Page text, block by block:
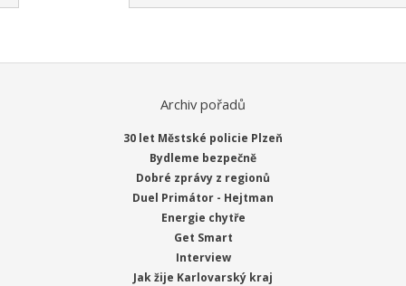
Archiv pořadů
30 let Městské policie Plzeň
Bydleme bezpečně
Dobré zprávy z regionů
Duel Primátor - Hejtman
Energie chytře
Get Smart
Interview
Jak žije Karlovarský kraj